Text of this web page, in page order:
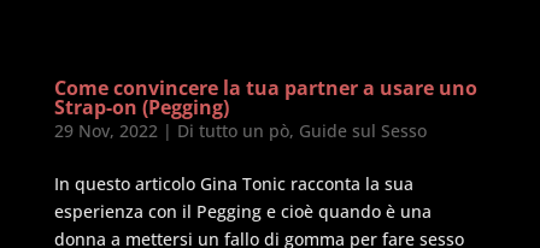
Come convincere la tua partner a usare uno
Strap-on (Pegging)
29 Nov, 2022 | Di tutto un pò, Guide sul Sesso
In questo articolo Gina Tonic racconta la sua
esperienza con il Pegging e cioè quando è una
donna a mettersi un fallo di gomma per fare sesso